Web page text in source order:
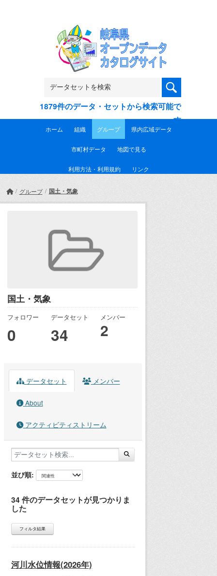
1879件のデータ・セットから検索可能で
す
ホーム 組織 グループ 県内広域データ
市町村データ 地図で見る
利用方法・利用規約 リンク
グループ 国土・気象
国土・気象
フォロワー
0
データセット
34
メンバー
2
データセット メンバー
About
アクティビティストリーム
並び順
34 件のデータセットが見つかりま
した
フィルタ結果
河川水位情報(2026年)